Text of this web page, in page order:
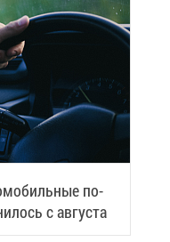
по­
с ав­гу­ста